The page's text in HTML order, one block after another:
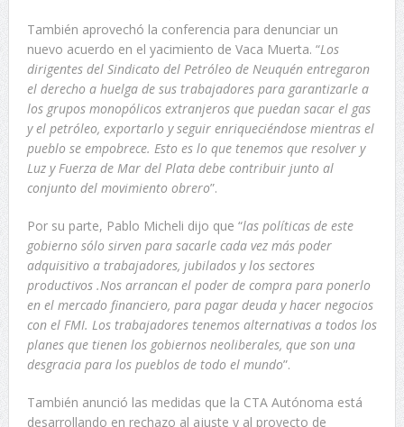
También aprovechó la conferencia para denunciar un
nuevo acuerdo en el yacimiento de Vaca Muerta. “Los
dirigentes del Sindicato del Petróleo de Neuquén entregaron
el derecho a huelga de sus trabajadores para garantizarle a
los grupos monopólicos extranjeros que puedan sacar el gas
y el petróleo, exportarlo y seguir enriqueciéndose mientras el
pueblo se empobrece. Esto es lo que tenemos que resolver y
Luz y Fuerza de Mar del Plata debe contribuir junto al
conjunto del movimiento obrero”.
Por su parte, Pablo Micheli dijo que “las políticas de este
gobierno sólo sirven para sacarle cada vez más poder
adquisitivo a trabajadores, jubilados y los sectores
productivos .Nos arrancan el poder de compra para ponerlo
en el mercado financiero, para pagar deuda y hacer negocios
con el FMI. Los trabajadores tenemos alternativas a todos los
planes que tienen los gobiernos neoliberales, que son una
desgracia para los pueblos de todo el mundo”.
También anunció las medidas que la CTA Autónoma está
desarrollando en rechazo al ajuste y al proyecto de